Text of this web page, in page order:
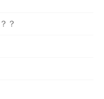
？